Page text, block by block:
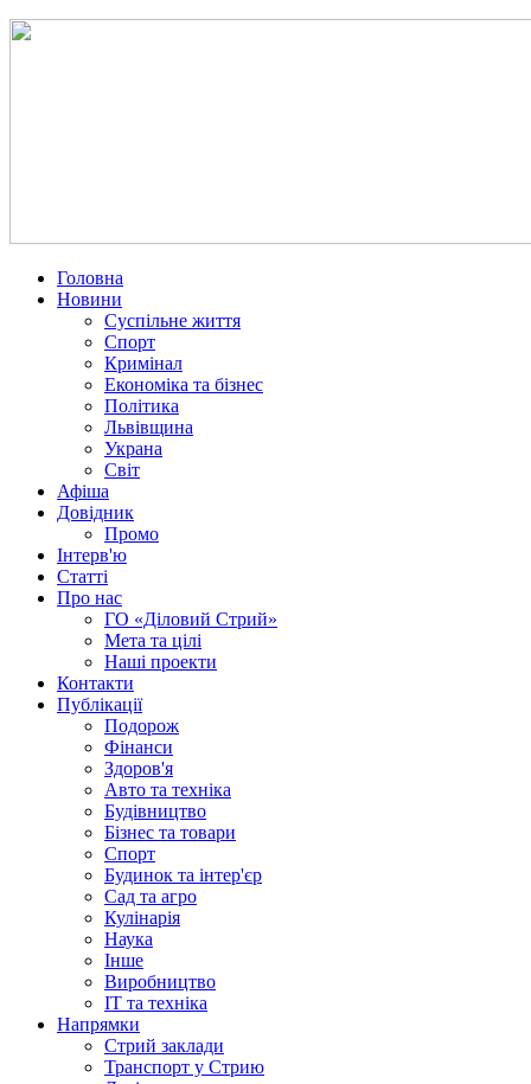
Головна
Новини
Суспільне життя
Спорт
Кримінал
Економіка та бізнес
Політика
Львівщина
Украна
Світ
Афіша
Довідник
Промо
Інтерв'ю
Статті
Про нас
ГО «Діловий Стрий»
Мета та цілі
Наші проекти
Контакти
Публікації
Подорож
Фінанси
Здоров'я
Авто та техніка
Будівництво
Бізнес та товари
Спорт
Будинок та інтер'єр
Сад та агро
Кулінарія
Наука
Інше
Виробництво
IT та техніка
Напрямки
Стрий заклади
Транспорт у Стрию